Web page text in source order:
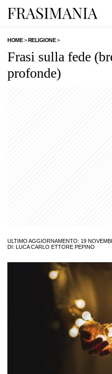
HOME>RELIGIONE>
Frasi sulla fede
profonde)
ULTIMO AGGIORNAMENTO: 19
DI: LUCA CARLO ETTORE PEPINO